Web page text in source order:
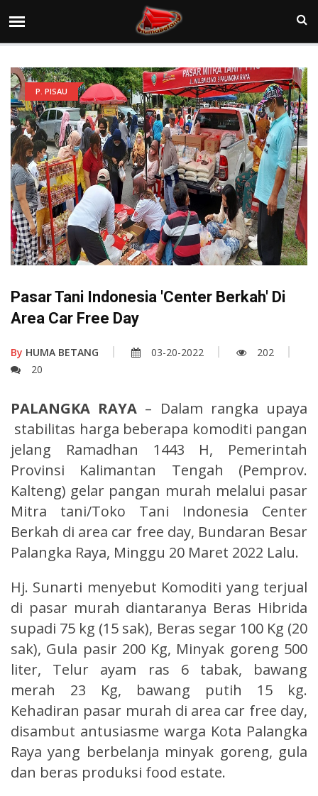
P. PISAU
Pasar Tani Indonesia 'Center Berkah' Di
Area Car Free Day
By HUMA BETANG 03-20-2022
202
20
PALANGKA RAYA – Dalam rangka upaya
stabilitas harga beberapa komoditi pangan
jelang Ramadhan 1443 H, Pemerintah
Provinsi Kalimantan Tengah (Pemprov.
Kalteng) gelar pangan murah melalui pasar
Mitra tani/Toko Tani Indonesia Center
Berkah di area car free day, Bundaran Besar
Palangka Raya, Minggu 20 Maret 2022 Lalu.
Hj. Sunarti menyebut Komoditi yang terjual
di pasar murah diantaranya Beras Hibrida
supadi 75 kg (15 sak), Beras segar 100 Kg (20
sak), Gula pasir 200 Kg, Minyak goreng 500
liter, Telur ayam ras 6 tabak, bawang
merah 23 Kg, bawang putih 15 kg.
Kehadiran pasar murah di area car free day,
disambut antusiasme warga Kota Palangka
Raya yang berbelanja minyak goreng, gula
dan beras produksi food estate.